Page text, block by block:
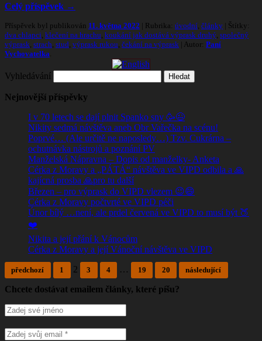
Celý příspěvek →
Příspěvek byl publikován 11. května 2022 | Rubrika: úvodní články | Štítky:
dva chlapci klečení na hrachu koukání jak dostává výprask druhý společný
výprask strach stud výprask rukou čekání na výprask | Autor: Paní
Vychovatelka
Vyhledávání
Nejnovější příspěvky
I v 70 letech se dají plnit Spanko sny 🥳😉
Nikity sedmá návštěva aneb Obr Vařečka na scénu!
Poprvé… (Ale určitě ne naposledy…) Tzv. Cukrárna –
ochutnávka nástrojů a poznání PV
Manželská Nápravna – Dopis od manželky- Anketa
Cérka z Moravy a „PÁTÁ“ návštěva ve VIPD odbila a 🙏
kajícná prosba 🙏pro tu další
Březen – pro výprask do VIPD vlezem 😉😄
Cérka z Moravy počtvrté ve VIPD péči
Únor bílý …není, ale prdel červená ve VIPD to musí být 🍑
❤️
Nikita a její přání k Vánocům
Cérka z Moravy a její Vánoční návštěva ve VIPD
předchozí 1 2 3 4 … 19 20 následující
Chcete dostávat emailem články, které píšu?